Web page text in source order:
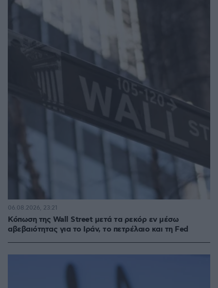
Κόπωση της Wall Street μετά τα ρεκόρ εν μέσω
αβεβαιότητας για το Ιράν, το πετρέλαιο και τη Fed
06.08.2026, 23:21